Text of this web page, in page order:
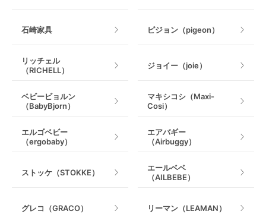
石崎家具 ピジョン（pigeon）
リッチェル
（RICHELL）
ジョイー（joie）
ベビービョルン
（BabyBjorn）
マキシコシ（Maxi-
Cosi）
エルゴベビー
（ergobaby）
エアバギー
（Airbuggy）
ストッケ（STOKKE）
エールベベ
（AILBEBE）
グレコ（GRACO） リーマン（LEAMAN）